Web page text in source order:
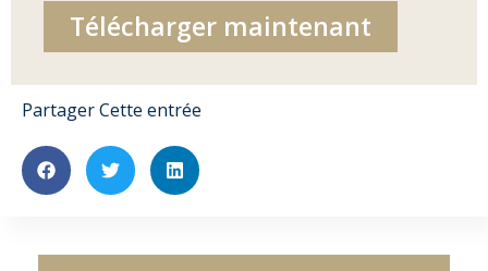
Télécharger maintenant
Partager Cette entrée